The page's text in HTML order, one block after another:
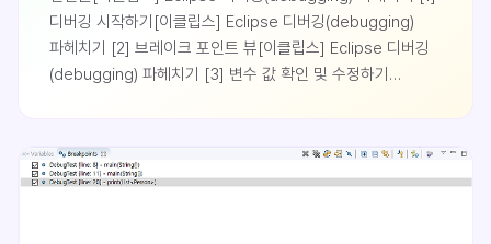
디버깅 시작하기[이클립스] Eclipse 디버깅(debugging)
파헤치기 [2] 브레이크 포인트 뷰[이클립스] Eclipse 디버깅
(debugging) 파헤치기 [3] 변수 값 확인 및 수정하기
Eclipse 디버깅(debugging) 파헤치기 [5] 디버깅시 코드
실행하기 Inspect 뷰값 확인하기 (Variables 뷰)